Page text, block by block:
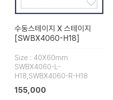
수동스테이지 X 스테이지
[SWBX4060-H18]
Size : 40X60mm
SWBX4060-L-
H18,SWBX4060-R-H18
155,000